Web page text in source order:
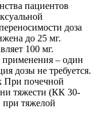
пациентов
доза
до 25 мг.
100 мг.
применения – один
дозы не требуется.
При почечной
тяжести (КК 30-
при тяжелой